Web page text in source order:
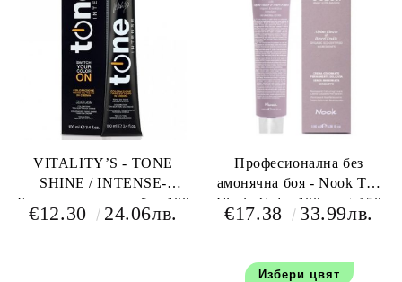
VITALITY’S - TONE
SHINE / INTENSE-
Безамонячна крем боя 100
мл+200 мл емулсия
€12.30 24.06лв.
Професионална без
амонячна боя - Nook The
Virgin Color 100 мл + 150
мл окислител
€17.38 33.99лв.
Избери цвят